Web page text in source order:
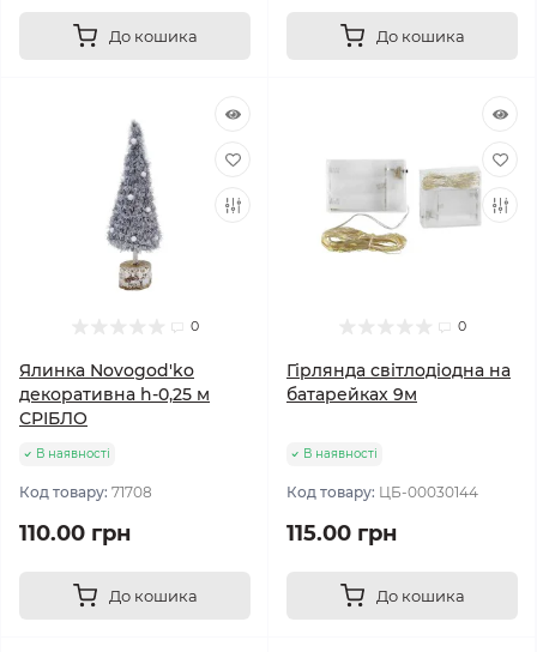
До кошика До кошика
0
Ялинка Novogod'ko
декоративна h-0,25 м
СРІБЛО
В наявності
Код товару: 71708
110.00 грн
До кошика
0
Гірлянда світлодіодна на
батарейках 9м
В наявності
Код товару: ЦБ-00030144
115.00 грн
До кошика